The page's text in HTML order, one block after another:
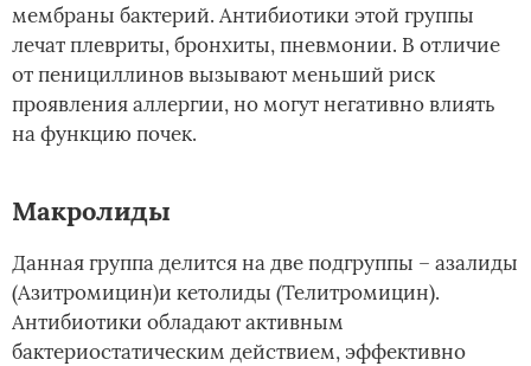
мембраны бактерий. Антибиотики этой группы
лечат плевриты, бронхиты, пневмонии. В отличие
от пенициллинов вызывают меньший риск
проявления аллергии, но могут негативно влиять
на функцию почек.
Макролиды
Данная группа делится на две подгруппы – азалиды
(Азитромицин)и кетолиды (Телитромицин).
Антибиотики обладают активным
бактериостатическим действием, эффективно